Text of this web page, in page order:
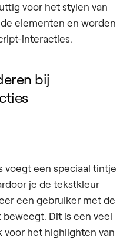
voor het stylen van
elementen en worden
interacties.
bij
voegt een speciaal tintje
je de tekstkleur
een gebruiker met de
Dit is een veel
het highlighten van